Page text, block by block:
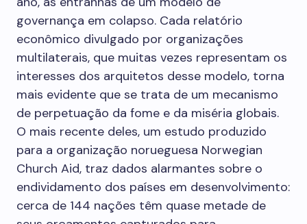
governança em colapso. Cada relatório
econômico divulgado por organizações
multilaterais, que muitas vezes representam os
interesses dos arquitetos desse modelo, torna
mais evidente que se trata de um mecanismo
de perpetuação da fome e da miséria globais.
O mais recente deles, um estudo produzido
para a organização norueguesa Norwegian
Church Aid, traz dados alarmantes sobre o
endividamento dos países em desenvolvimento:
cerca de 144 nações têm quase metade de